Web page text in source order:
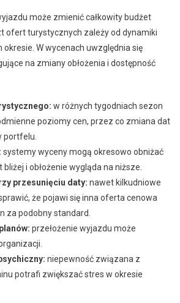
może zmienić całkowity budżet
ofert turystycznych zależy od dynamiki
W wycenach uwzględnia się
na zmiany obłożenia i dostępność
w różnych tygodniach sezon
poziomy cen, przez co zmiana dat
portfelu.
systemy wyceny mogą okresowo obniżać
i obłożenie wygląda na niższe.
przesunięciu daty: nawet kilkudniowe
że pojawi się inna oferta cenowa
za podobny standard.
przełożenie wyjazdu może
niepewność związana z
potrafi zwiększać stres w okresie